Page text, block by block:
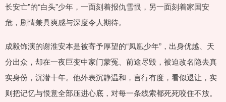
长安亡”的“白头”少年，一面刻着报仇雪恨，另一面刻着家国安
危，剧情兼具爽感与深度令人期待。
成毅饰演的谢淮安本是被寄予厚望的“凤凰少年”，出身优越、天
分出众，却在一夜巨变中家门蒙冤、前途尽毁，被迫改名隐去真
实身份，沉潜十年。他外表沉静温和，言行有度，看似退让，实
则把记忆与恨意全部压进心底，对每一条线索都死死咬住不放。